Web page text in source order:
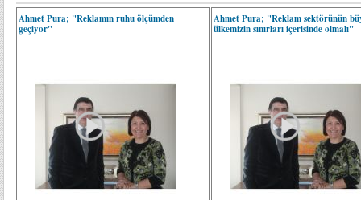
Ahmet Pura; "Reklamın ruhu ölçümden
geçiyor"
Ahmet Pura; "Reklam sektörünün
ülkemizin sınırları içerisinde olmalı"